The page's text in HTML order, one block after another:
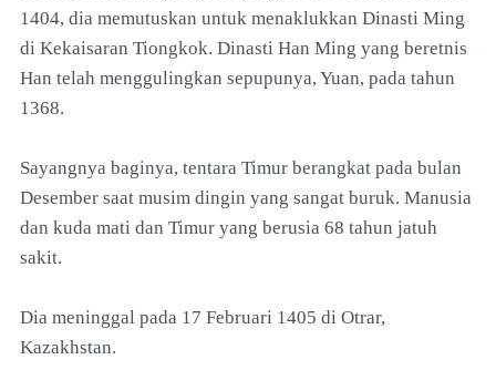
1404, dia memutuskan untuk menaklukkan Dinasti Ming
di Kekaisaran Tiongkok. Dinasti Han Ming yang beretnis
Han telah menggulingkan sepupunya, Yuan, pada tahun
1368.
Sayangnya baginya, tentara Timur berangkat pada bulan
Desember saat musim dingin yang sangat buruk. Manusia
dan kuda mati dan Timur yang berusia 68 tahun jatuh
sakit.
Dia meninggal pada 17 Februari 1405 di Otrar,
Kazakhstan.